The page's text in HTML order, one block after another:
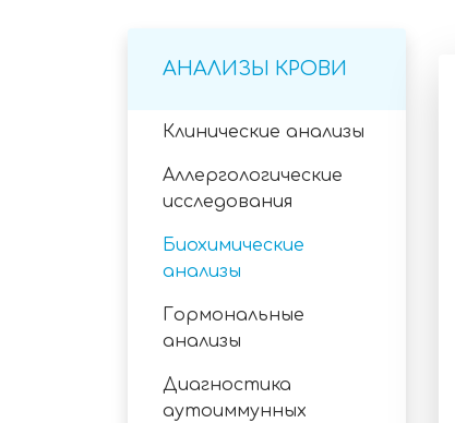
АНАЛИЗЫ КРОВИ
Клинические анализы
Аллергологические
исследования
Биохимические
анализы
Гормональные
анализы
Диагностика
аутоиммунных